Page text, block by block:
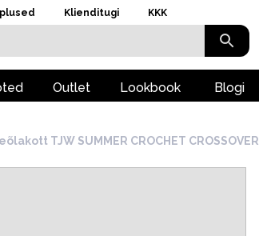
Klienditugi KKK
Outlet Lookbook Blogi
TJW SUMMER CROCHET CROSSOVER